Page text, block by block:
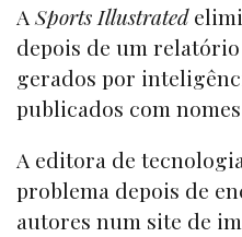
A Sports Illustrated
depois de um
gerados por
publicados com
A editora de tecnologia
problema depois de
autores num site de